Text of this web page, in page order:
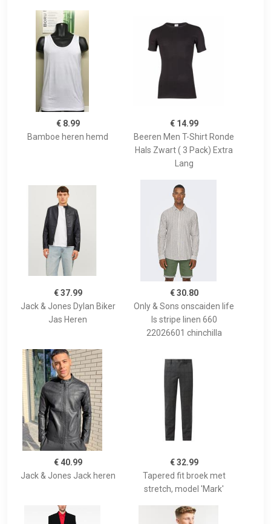
€ 8.99
Bamboe heren hemd
€ 14.99
Beeren Men T-Shirt Ronde
Hals Zwart ( 3 Pack) Extra
Lang
€ 37.99
Jack & Jones Dylan Biker
Jas Heren
€ 30.80
Only & Sons onscaiden life
ls stripe linen 660
22026601 chinchilla
€ 40.99
Jack & Jones Jack heren
€ 32.99
Tapered fit broek met
stretch, model 'Mark'